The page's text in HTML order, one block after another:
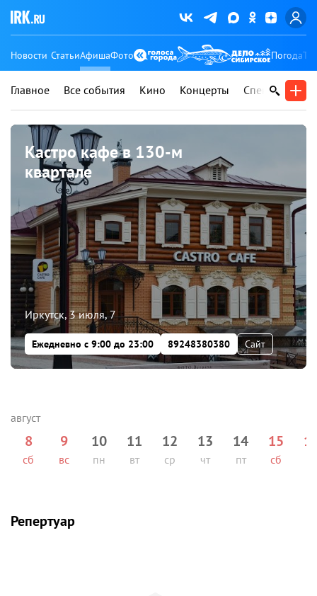
Новости СтатьиАфишаФото Погода
Главное Все события Кино Концерты Спектакли
Кастро кафе в 130-м
квартале
Иркутск, 3 июля, 7
Ежедневно с 9:00 до 23:00 89248380380 Сайт
8
сб
9
вс
10
пн
11
вт
12
ср
13
чт
14
пт
15
сб
Репертуар